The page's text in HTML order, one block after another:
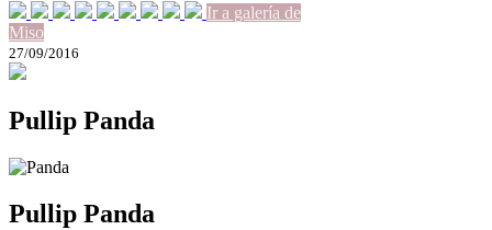
Ir a galería de
Miso
27/09/2016
Pullip Panda
Pullip Panda